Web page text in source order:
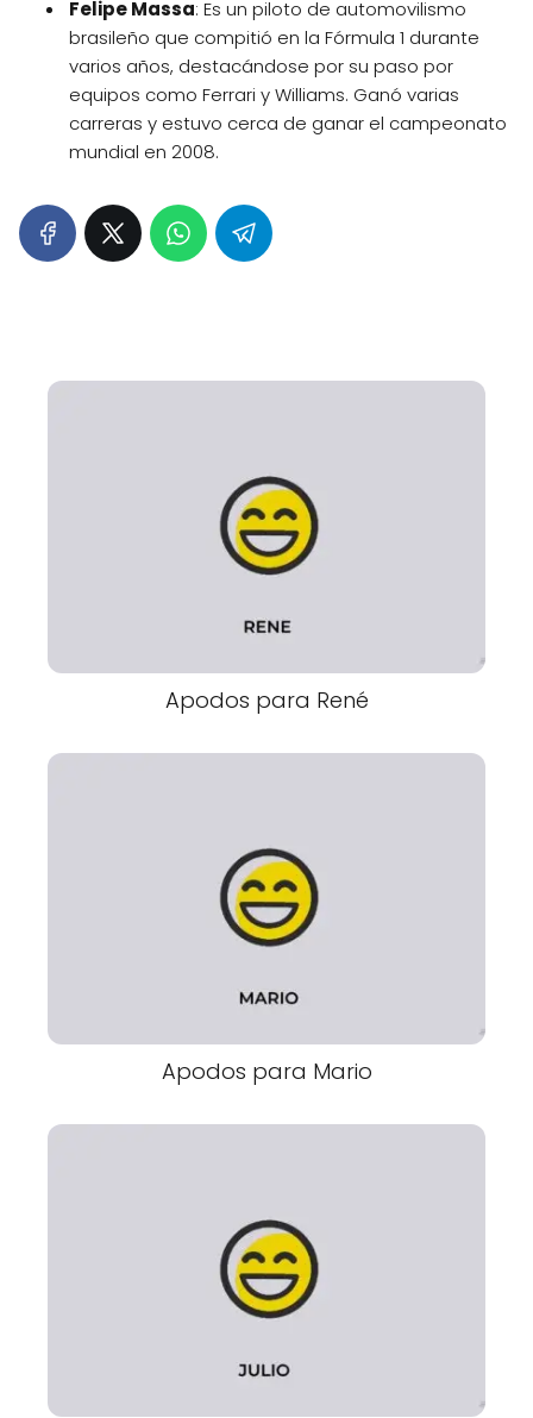
Felipe Massa: Es un piloto de automovilismo
brasileño que compitió en la Fórmula 1 durante
varios años, destacándose por su paso por
equipos como Ferrari y Williams. Ganó varias
carreras y estuvo cerca de ganar el campeonato
mundial en 2008.
Apodos para René
Apodos para Mario